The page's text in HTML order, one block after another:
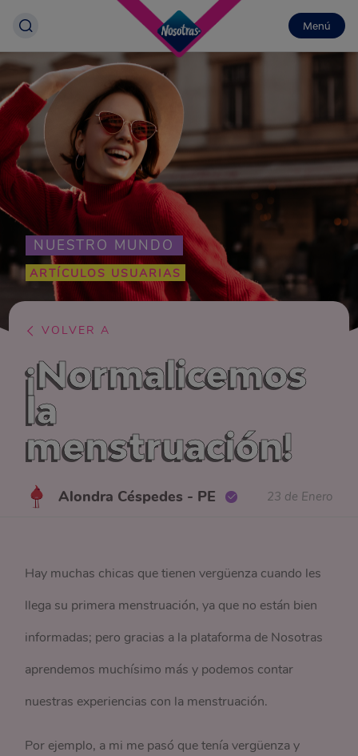
Menú
NUESTRO MUNDO
ARTÍCULOS USUARIAS
VOLVER A
¡Normalicemos
la
menstruación!
Alondra Céspedes - PE 23 de Enero
Hay muchas chicas que tienen vergüenza cuando les
llega su primera menstruación, ya que no están bien
informadas; pero gracias a la plataforma de Nosotras
aprendemos muchísimo más y podemos contar
nuestras experiencias con la menstruación.
Por ejemplo, a mi me pasó que tenía vergüenza y